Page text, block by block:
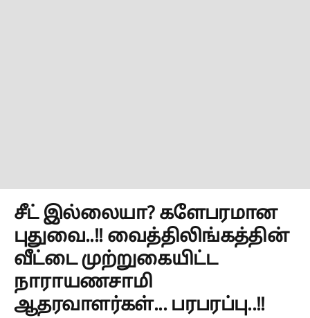
சீட் இல்லையா? களேபரமான
புதுவை..!! வைத்திலிங்கத்தின்
வீட்டை முற்றுகையிட்ட
நாராயணசாமி
ஆதரவாளர்கள்... பரபரப்பு..!!